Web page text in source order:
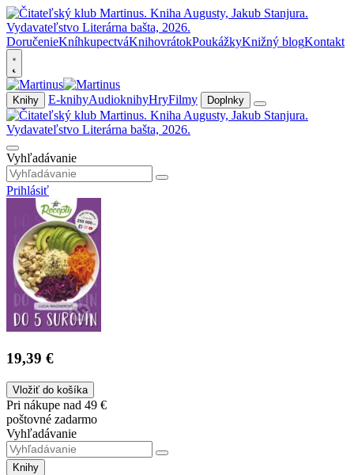
DoručenieKníhkupectváKnihovrátokPoukážkyKnižný blogKontakt
Knihy E-knihyAudioknihyHryFilmy Doplnky
Vyhľadávanie
Prihlásiť
19,39 €
Vložiť do košíka
Pri nákupe nad 49 €
poštovné zadarmo
Vyhľadávanie
Knihy